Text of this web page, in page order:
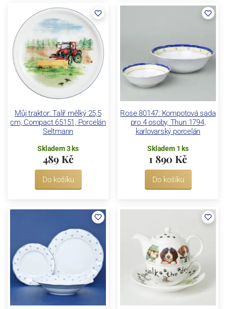
Můj traktor: Talíř mělký 25,5
cm, Compact 65151, Porcelán
Seltmann
Skladem 3 ks
489 Kč
Do košíku
Rose 80147: Kompotová sada
pro 4 osoby, Thun 1794,
karlovarský porcelán
Skladem 1 ks
1 890 Kč
Do košíku